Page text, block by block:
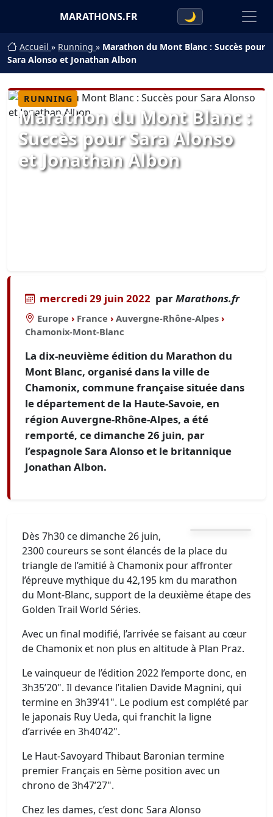
MARATHONS.FR 🌙
Accueil » Running » Marathon du Mont Blanc : Succès pour
Sara Alonso et Jonathan Albon
RUNNING
Marathon du Mont Blanc :
Succès pour Sara Alonso
et Jonathan Albon
mercredi 29 juin 2022 parMarathons.fr
Europe › France › Auvergne-Rhône-Alpes ›
Chamonix-Mont-Blanc
La dix-neuvième édition du Marathon du
Mont Blanc, organisé dans la ville de
Chamonix, commune française située dans
le département de la Haute-Savoie, en
région Auvergne-Rhône-Alpes, a été
remporté, ce dimanche 26 juin, par
l’espagnole Sara Alonso et le britannique
Jonathan Albon.
Dès 7h30 ce dimanche 26 juin,
2300 coureurs se sont élancés de la place du
triangle de l’amitié à Chamonix pour affronter
l’épreuve mythique du 42,195 km du marathon
du Mont-Blanc, support de la deuxième étape des
Golden Trail World Séries.
Avec un final modifié, l’arrivée se faisant au cœur
de Chamonix et non plus en altitude à Plan Praz.
Le vainqueur de l’édition 2022 l’emporte donc, en
3h35’20". Il devance l’italien Davide Magnini, qui
termine en 3h39’41". Le podium est complété par
le japonais Ruy Ueda, qui franchit la ligne
d’arrivée en 3h40’42".
Le Haut-Savoyard Thibaut Baronian termine
premier Français en 5ème position avec un
chrono de 3h47’27".
Chez les dames, c’est donc Sara Alonso